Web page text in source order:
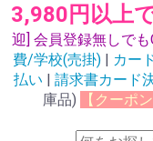
3,980円以上
迎] 会員登録無しでも
費/学校(売掛) | カー
払い | 請求書カード
庫品)
【クーポン